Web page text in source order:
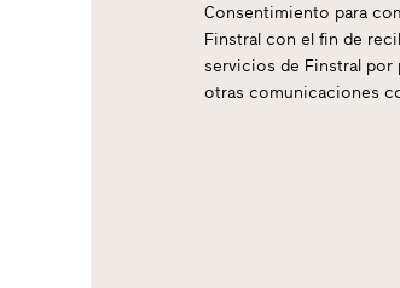
Consentimiento para
Finstral con el fin de
servicios de Finstral por
otras comunicaciones